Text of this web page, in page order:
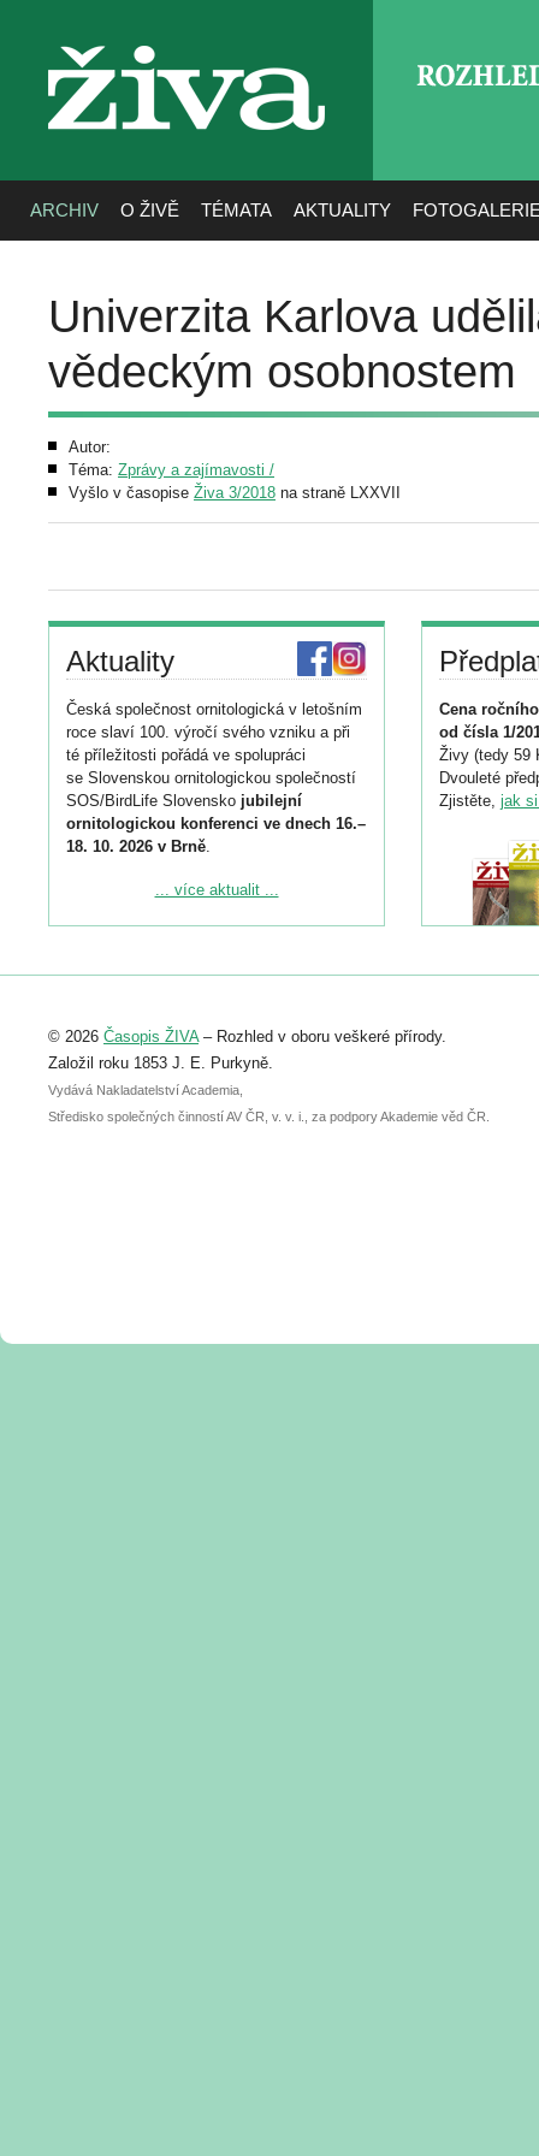
živa
ARCHIV O ŽIVĚ TÉMATA AKTUALITY
Univerzita Karlova
vědeckým osobnostem
Autor:
Téma: Zprávy a zajímavosti /
Vyšlo v časopise Živa 3/2018 na straně LXXVII
Aktuality
Česká společnost ornitologická v letošním
roce slaví 100. výročí svého vzniku a při
té příležitosti pořádá ve spolupráci
se Slovenskou ornitologickou společností
SOS/BirdLife Slovensko jubilejní
ornitologickou konferenci ve dnech 16.–
18. 10. 2026 v Brně.
Podrobnější informace ke konferenci
Registrovat se můžete do 6. září.
abstraktu přihlášené přednášky nebo
posteru je už 30. června.
... více aktualit ...
Cena
od čísla 1/
Živy (tedy 59
Dvouleté
Zjistěte, jak
© 2026 Časopis ŽIVA– Rozhled v oboru veškeré přírody.
Založil roku 1853 J. E. Purkyně.
Vydává Nakladatelství Academia,
Středisko společných činností AV ČR, v. v. i., za podpory Akademie věd ČR.